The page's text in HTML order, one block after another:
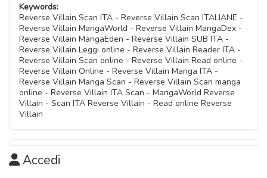
Keywords:
Reverse Villain Scan ITA - Reverse Villain Scan ITALIANE -
Reverse Villain MangaWorld - Reverse Villain MangaDex -
Reverse Villain MangaEden - Reverse Villain SUB ITA -
Reverse Villain Leggi online - Reverse Villain Reader ITA -
Reverse Villain Scan online - Reverse Villain Read online -
Reverse Villain Online - Reverse Villain Manga ITA -
Reverse Villain Manga Scan - Reverse Villain Scan manga
online - Reverse Villain ITA Scan - MangaWorld Reverse
Villain - Scan ITA Reverse Villain - Read online Reverse
Villain
Accedi